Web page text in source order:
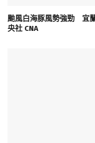
颱風白海豚風勢強勁 宜
央社 CNA